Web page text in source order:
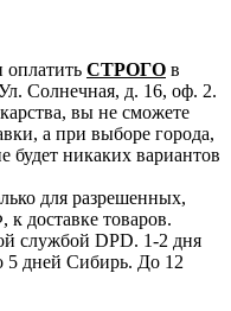
СТРОГО в
Солнечная, д. 16, оф. 2.
вы не сможете
а при выборе города,
будет никаких вариантов
для разрешенных,
к доставке товаров.
службой DPD. 1-2 дня
5 дней Сибирь. До 12